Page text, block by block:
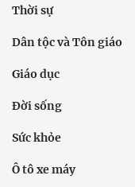
Thời sự
Dân tộc và Tôn giáo
Giáo dục
Đời sống
Sức khỏe
Ô tô xe máy